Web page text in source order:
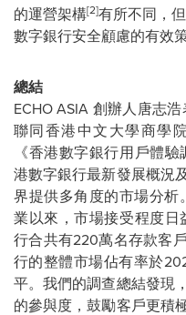
的運營架構[2]有所不同，
數字銀行安全顧慮的有效策
總結
ECHOASIA 創辦人唐志
聯同香港中文大學商學
《香港數字銀行用戶體
港數字銀行最新發展概況
界提供多角度的市場分
業以來，市場接受程度
行合共有220萬名存款客
行的整體市場佔有率於
平。我們的調查總結發現
的參與度，鼓勵客戶更積